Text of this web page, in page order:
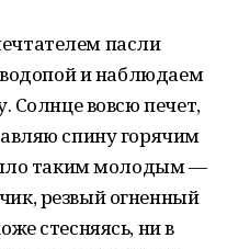
пасли
и наблюдаем
Солнце вовсю печет,
спину горячим
таким молодым —
резвый огненный
стесняясь, ни в